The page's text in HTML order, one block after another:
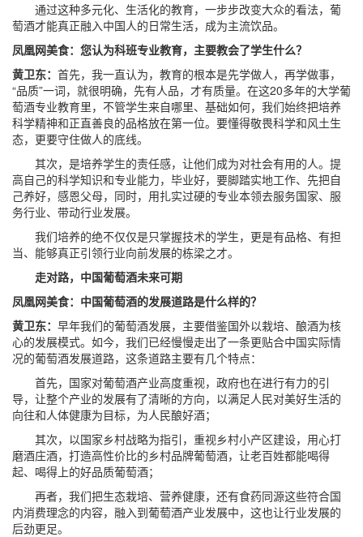
通过这种多元化、生活化的教育，一步步改变大众的看法，葡
萄酒才能真正融入中国人的日常生活，成为主流饮品。
凤凰网美食：您认为科班专业教育，主要教会了学生什么？
黄卫东： 首先，我一直认为，教育的根本是先学做人，再学做事，
“品质”一词，就很明确，先有人品，才有质量。在这20多年的大学葡
萄酒专业教育里，不管学生来自哪里、基础如何，我们始终把培养
科学精神和正直善良的品格放在第一位。要懂得敬畏科学和风土生
态，更要守住做人的底线。
其次，是培养学生的责任感，让他们成为对社会有用的人。提
高自己的科学知识和专业能力，毕业好，要脚踏实地工作、先把自
己养好，感恩父母，同时，用扎实过硬的专业本领去服务国家、服
务行业、带动行业发展。
我们培养的绝不仅仅是只掌握技术的学生，更是有品格、有担
当、能够真正引领行业向前发展的栋梁之才。
走对路，中国葡萄酒未来可期
凤凰网美食：中国葡萄酒的发展道路是什么样的？
黄卫东： 早年我们的葡萄酒发展，主要借鉴国外以栽培、酿酒为核
心的发展模式。如今，我们已经慢慢走出了一条更贴合中国实际情
况的葡萄酒发展道路，这条道路主要有几个特点：
首先，国家对葡萄酒产业高度重视，政府也在进行有力的引
导，让整个产业的发展有了清晰的方向，以满足人民对美好生活的
向往和人体健康为目标，为人民酿好酒；
其次，以国家乡村战略为指引，重视乡村小产区建设，用心打
磨酒庄酒，打造高性价比的乡村品牌葡萄酒，让老百姓都能喝得
起、喝得上的好品质葡萄酒；
再者，我们把生态栽培、营养健康，还有食药同源这些符合国
内消费理念的内容，融入到葡萄酒产业发展中，这也让行业发展的
后劲更足。